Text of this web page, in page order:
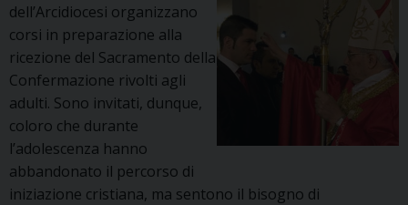
dell’Arcidiocesi organizzano
corsi in preparazione alla
ricezione del Sacramento della
Confermazione rivolti agli
adulti. Sono invitati, dunque,
coloro che durante
l’adolescenza hanno
abbandonato il percorso di
iniziazione cristiana, ma sentono il bisogno di